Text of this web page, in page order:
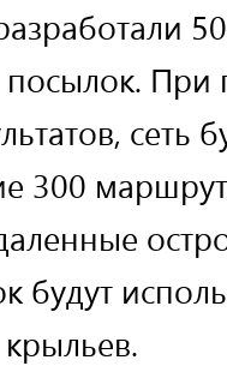
При
сеть
300
будут